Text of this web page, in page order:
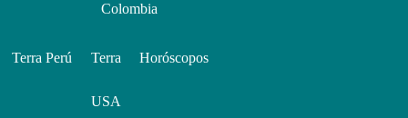
Colombia
Terra Perú Terra
USA
Horóscopos